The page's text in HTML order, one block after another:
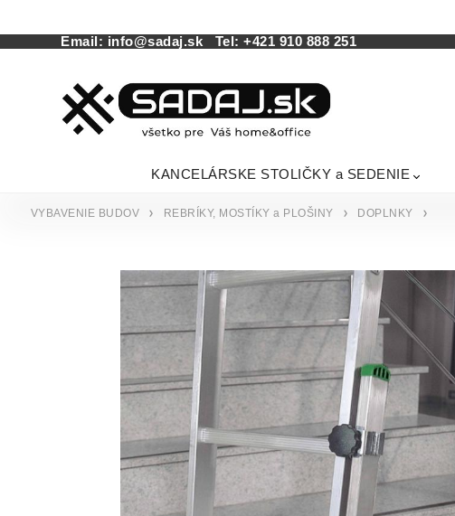
Email: info@sadaj.sk Tel:+421 910 888 251
KANCELÁRSKE STOLIČKY a SEDENIE
VYBAVENIE BUDOV REBRÍKY, MOSTÍKY a PLOŠINY DOPLNKY